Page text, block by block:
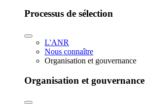
Processus de sélection
L'ANR
Nous connaître
Organisation et gouvernance
Organisation et gouvernance